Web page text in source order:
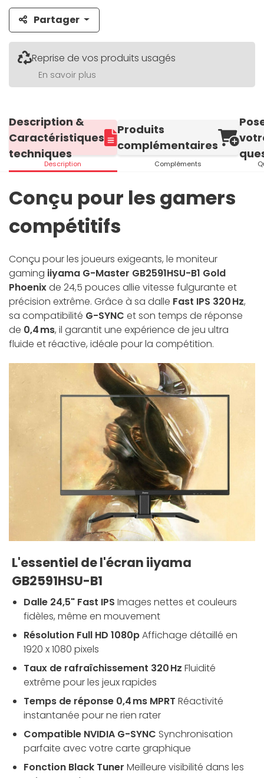
Partager
Reprise de vos produits usagés
En savoir plus
Description &
Caractéristiques
techniques
Description
Produits
complémentaires
Compléments
Conçu pour les gamers
compétitifs
Conçu pour les joueurs exigeants, le moniteur
gaming iiyama G-Master GB2591HSU-B1 Gold
Phoenixde 24,5 pouces allie vitesse fulgurante et
précision extrême. Grâce à sa dalle Fast IPS 320 Hz,
sa compatibilité G-SYNC et son temps de réponse
de 0,4 ms, il garantit une expérience de jeu ultra
fluide et réactive, idéale pour la compétition.
L'essentiel de l'écran iiyama
GB2591HSU-B1
Dalle 24,5" Fast IPS Images nettes et couleurs
fidèles, même en mouvement
Résolution Full HD 1080pAffichage détaillé en
1920 x 1080 pixels
Taux de rafraîchissement 320 Hz Fluidité
extrême pour les jeux rapides
Temps de réponse 0,4 ms MPRT Réactivité
instantanée pour ne rien rater
Compatible NVIDIA G-SYNC Synchronisation
parfaite avec votre carte graphique
Fonction Black Tuner Meilleure visibilité dans les